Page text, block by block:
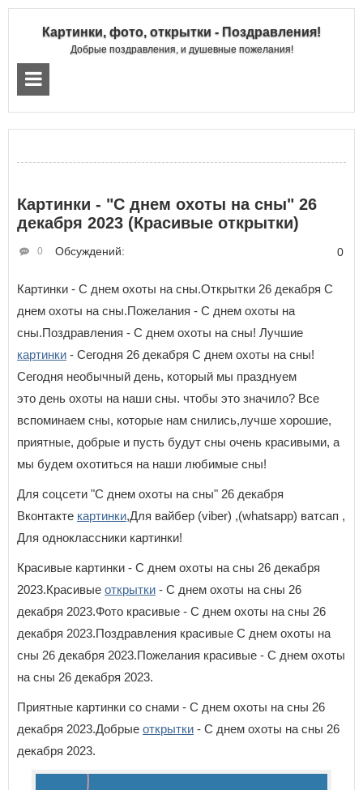
Картинки, фото, открытки - Поздравления!
Добрые поздравления, и душевные пожелания!
Картинки - "С днем охоты на сны" 26
декабря 2023 (Красивые открытки)
Обсуждений:
0 0
Картинки - С днем охоты на сны.Открытки 26 декабря С
днем охоты на сны.Пожелания - С днем охоты на
сны.Поздравления - С днем охоты на сны! Лучшие
картинки - Сегодня 26 декабря С днем охоты на сны!
Сегодня необычный день, который мы празднуем
это день охоты на наши сны. чтобы это значило? Все
вспоминаем сны, которые нам снились,лучше хорошие,
приятные, добрые и пусть будут сны очень красивыми, а
мы будем охотиться на наши любимые сны!
Для соцсети "С днем охоты на сны" 26 декабря
Вконтакте картинки,Для вайбер (viber) ,(whatsapp) ватсап ,
Для одноклассники картинки!
Красивые картинки - С днем охоты на сны 26 декабря
2023.Красивые открытки - С днем охоты на сны 26
декабря 2023.Фото красивые - С днем охоты на сны 26
декабря 2023.Поздравления красивые С днем охоты на
сны 26 декабря 2023.Пожелания красивые - С днем охоты
на сны 26 декабря 2023.
Приятные картинки со снами - С днем охоты на сны 26
декабря 2023.Добрые открытки - С днем охоты на сны 26
декабря 2023.